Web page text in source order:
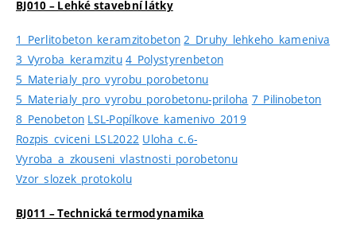
BJ010 – Lehké stavební látky
1_Perlitobeton_keramzitobeton 2_Druhy_lehkeho_kameniva
3_Vyroba_keramzitu 4_Polystyrenbeton
5_Materialy_pro_vyrobu_porobetonu
5_Materialy_pro_vyrobu_porobetonu-priloha 7_Pilinobeton
8_Penobeton LSL-Popílkove_kamenivo_2019
Rozpis_cviceni_LSL2022 Uloha_c.6-
Vyroba_a_zkouseni_vlastnosti_porobetonu
Vzor_slozek_protokolu
BJ011 – Technická termodynamika